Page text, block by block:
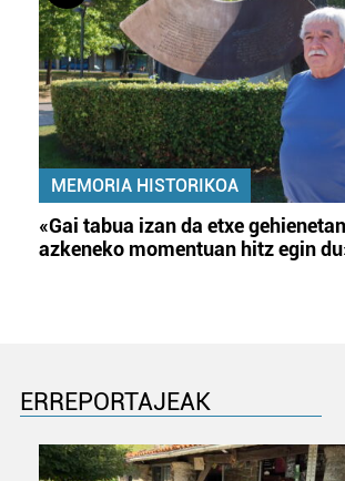
MEMORIA HISTORIKOA
«Gai tabua izan da etxe
azkeneko momentuan hitz egin
ERREPORTAJEAK